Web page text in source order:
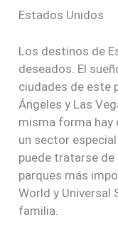
Estados Unidos
Los destinos de
deseados. El
ciudades de este
Ángeles y Las
misma forma hay
un sector
puede tratarse de
parques más
World y Universal
familia.